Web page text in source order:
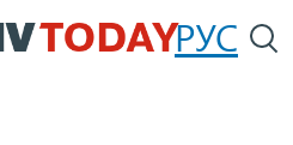
Перейти
до
РУС